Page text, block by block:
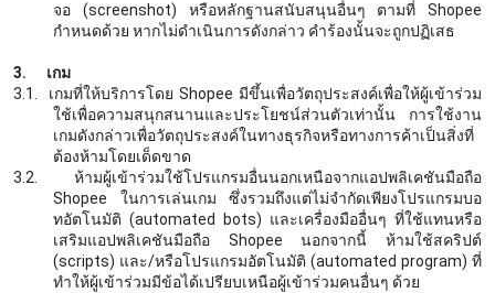
จอ (screenshot) หรือหลักฐานสนับสนุนอื่นๆ ตามที่ Shopee
กำหนดด้วย หากไม่ดำเนินการดังกล่าว คำร้องนั้นจะถูกปฏิเสธ
3.
เกม
3.1.
เกมที่ให้บริการโดย Shopee มีขึ้นเพื่อวัตถุประสงค์เพื่อให้ผู้เข้าร่วม
ใช้เพื่อความสนุกสนานและประโยชน์ส่วนตัวเท่านั้น การใช้งาน
เกมดังกล่าวเพื่อวัตถุประสงค์ในทางธุรกิจหรือทางการค้าเป็นสิ่งที่
ต้องห้ามโดยเด็ดขาด
3.2.
ห้ามผู้เข้าร่วมใช้โปรแกรมอื่นนอกเหนือจากแอปพลิเคชันมือถือ
Shopee ในการเล่นเกม ซึ่งรวมถึงแต่ไม่จำกัดเพียงโปรแกรมบอ
ทอัตโนมัติ (automated bots) และเครื่องมืออื่นๆ ที่ใช้แทนหรือ
เสริมแอปพลิเคชันมือถือ Shopee นอกจากนี้ ห้ามใช้สคริปต์
(scripts) และ/หรือโปรแกรมอัตโนมัติ (automated program) ที่
ทำให้ผู้เข้าร่วมมีข้อได้เปรียบเหนือผู้เข้าร่วมคนอื่นๆ ด้วย